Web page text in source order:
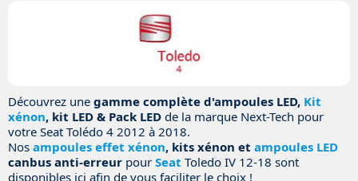
Découvrez une gamme complète d'ampoules LED, Kit
xénon, kit LED & Pack LED de la marque Next-Tech pour
votre Seat Tolédo 4 2012 à 2018.
Nos ampoules effet xénon, kits xénon et ampoules LED
canbus anti-erreur pour Seat Toledo IV 12-18 sont
disponibles ici afin de vous faciliter le choix !